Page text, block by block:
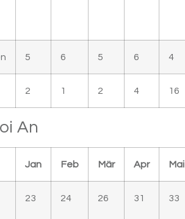
5 6 5 6 4
2 1 2 4 16
An
Jan Feb Mär Apr Mai
23 24 26 31 33